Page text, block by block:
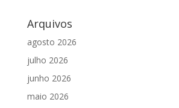
Arquivos
agosto 2026
julho 2026
junho 2026
maio 2026